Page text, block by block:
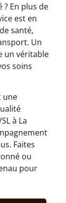
En plus de
est en
santé,
Un
un véritable
soins
une
à La
Faites
ou
pour